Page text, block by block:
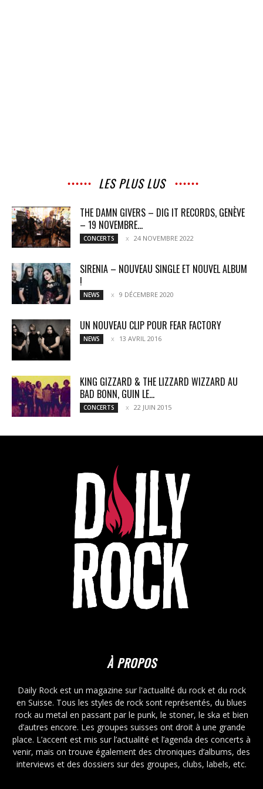
LES PLUS LUS
THE DAMN GIVERS – DIG IT RECORDS, GENÈVE
– 19 NOVEMBRE...
CONCERTS 24 NOVEMBRE 2022
SIRENIA – NOUVEAU SINGLE ET NOUVEL ALBUM
!
NEWS 9 DÉCEMBRE 2020
UN NOUVEAU CLIP POUR FEAR FACTORY
NEWS 13 AVRIL 2016
KING GIZZARD & THE LIZZARD WIZZARD AU
BAD BONN, GUIN LE...
CONCERTS 22 JUIN 2015
À PROPOS
Daily Rock est un magazine sur l'actualité du rock et du rock
en Suisse. Tous les styles de rock sont représentés, du blues
rock au metal en passant par le punk, le stoner, le ska et bien
d’autres encore. Les groupes suisses ont droit à une grande
place. L’accent est mis sur l’actualité et l’agenda des concerts à
venir, mais on trouve également des chroniques d’albums, des
interviews et des dossiers sur des groupes, clubs, labels, etc.